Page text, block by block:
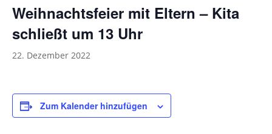
Weihnachtsfeier mit Eltern – Kita
schließt um 13 Uhr
22. Dezember 2022
Zum Kalender hinzufügen